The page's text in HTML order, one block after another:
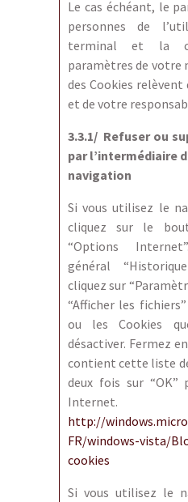
Le cas échéant, le
personnes de
terminal et la
paramètres de votre
des Cookies
et de votre
3.3.1/ Refuser ou
par l’intermédiaire
navigation
Si vous utilisez le
cliquez sur le
“Options
général
cliquez sur
“Afficher les
ou les Cookies
désactiver. Fermez
contient cette liste
deux fois sur “OK”
Internet.
http://
FR/windows-vista/
cookies
Si vous utilisez le